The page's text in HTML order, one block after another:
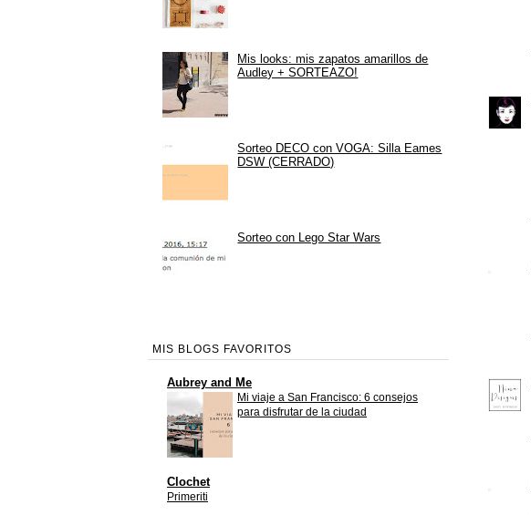
Mis looks: mis zapatos amarillos de
Audley + SORTEAZO!
Sorteo DECO con VOGA: Silla Eames
DSW (CERRADO)
Sorteo con Lego Star Wars
MIS BLOGS FAVORITOS
Aubrey and Me
Mi viaje a San Francisco: 6 consejos
para disfrutar de la ciudad
Clochet
Primeriti